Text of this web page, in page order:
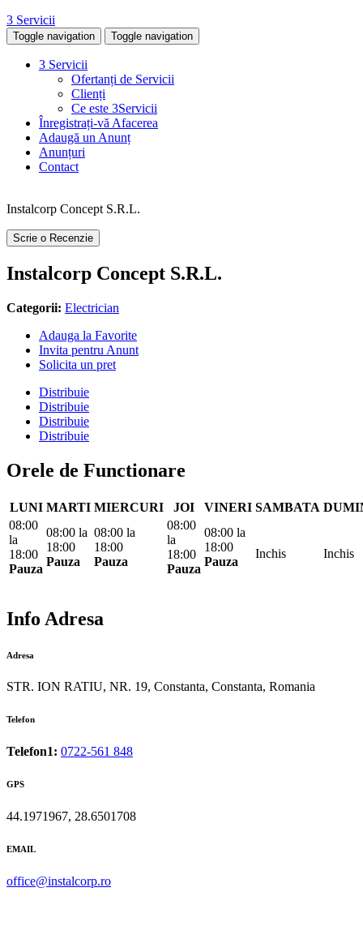
3 Servicii
Toggle navigation Toggle navigation
3 Servicii
Ofertanți de Servicii
Clienți
Ce este 3Servicii
Înregistrați-vă Afacerea
Adaugă un Anunț
Anunțuri
Contact
Instalcorp Concept S.R.L.
Scrie o Recenzie
Instalcorp Concept S.R.L.
Categorii: Electrician
Adauga la Favorite
Invita pentru Anunt
Solicita un pret
Distribuie
Distribuie
Distribuie
Distribuie
Orele de Functionare
LUNI MARTI MIERCURI JOI VINERI SAMBATA
08:00
la
18:00
Pauza
08:00 la
18:00
Pauza
08:00 la
18:00
Pauza
08:00
la
18:00
Pauza
08:00 la
18:00
Pauza
Inchis Inchis
Info Adresa
Adresa
STR. ION RATIU, NR. 19, Constanta, Constanta, Romania
Telefon
Telefon1: 0722-561 848
GPS
44.1971967, 28.6501708
EMAIL
office@instalcorp.ro